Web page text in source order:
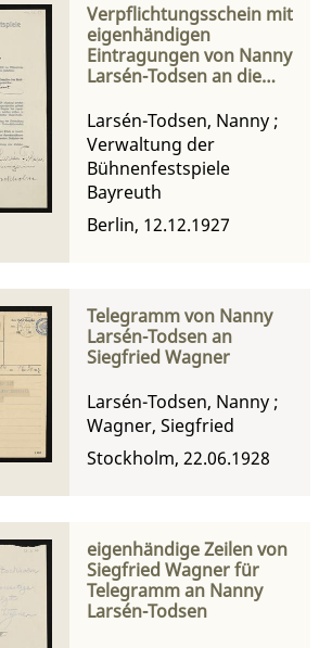
Verpflichtungsschein mit
eigenhändigen
Eintragungen von Nanny
Larsén-Todsen an die
Bühnenfestspiele
Larsén-Todsen, Nanny ;
Verwaltung der
Bühnenfestspiele
Bayreuth
Berlin, 12.12.1927
Telegramm von Nanny
Larsén-Todsen an
Siegfried Wagner
Larsén-Todsen, Nanny ;
Wagner, Siegfried
Stockholm, 22.06.1928
eigenhändige Zeilen von
Siegfried Wagner für
Telegramm an Nanny
Larsén-Todsen